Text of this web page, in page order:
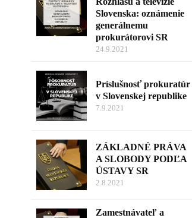
Slovenska: oznámenie
generálnemu
prokurátorovi SR
24.9.2021
Príslušnosť prokuratúr
v Slovenskej republike
7.9.2021
ZÁKLADNÉ PRÁVA
A SLOBODY PODĽA
ÚSTAVY SR
2.8.2021
Zamestnávateľ a